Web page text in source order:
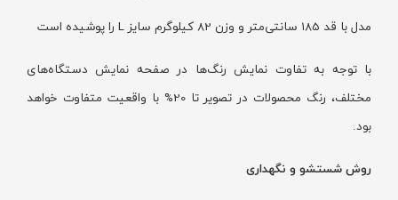
مدل با قد 185 سانتی‌متر و وزن 82 کیلوگرم سایز L را پوشیده است
با توجه به تفاوت نمایش رنگ‌ها در صفحه نمایش دستگاه‌های
مختلف، رنگ محصولات در تصویر تا 20% با واقعیت متفاوت خواهد
بود.
روش شستشو و نگهداری